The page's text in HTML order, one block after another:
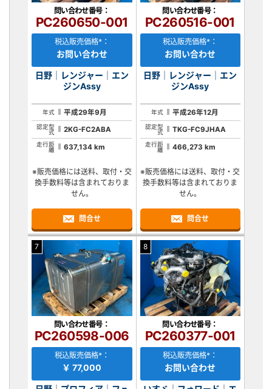
問い合わせ番号：
PC260650-001
税込販売価格*：
お問い合わせ
日野｜レンジャー｜エン
ジンAssy
年式 平成29年9月
認定型
式
2KG-FC2ABA
走行距
離
637,134 km
※販売価格には送料、取付・交
換手数料等は含まれておりま
せん。
問合せ
問い合わせ番号：
PC260516-001
税込販売価格*：
お問い合わせ
日野｜レンジャー｜エン
ジンAssy
年式 平成26年12月
認定型
式
TKG-FC9JHAA
走行距
離
466,273 km
※販売価格には送料、取付・交
換手数料等は含まれておりま
せん。
問合せ
7
問い合わせ番号：
PC260598-006
税込販売価格*：
￥ 77,000
8
問い合わせ番号：
PC260377-001
税込販売価格*：
お問い合わせ